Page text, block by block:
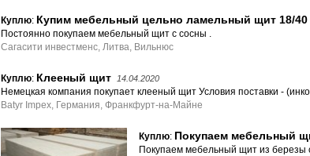
Куплю: Купим мебельный цельно ламельный щит 18/40
Постоянно покупаем мебельный щит с сосны .
Сагасити инвестменс, Литва, Вильнюс
Куплю: Клееный щит 14.04.2020
Немецкая компания покупает клееный щит Условия поставки -
Batyr Impex, Германия, Франкфурт-на-Майне
Куплю: Покупаем мебельный
Покупаем мебельный щит из березы